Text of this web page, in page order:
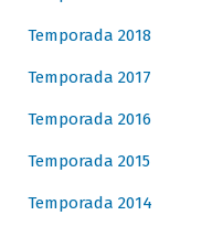
Temporada 2018
Temporada 2017
Temporada 2016
Temporada 2015
Temporada 2014